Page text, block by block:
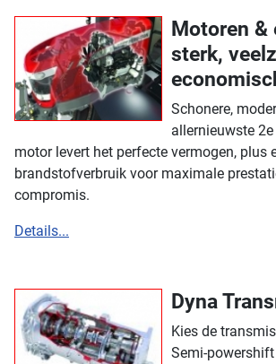
Motoren &
sterk,
Schonere,
allernieuwste 2e
motor levert het perfecte vermogen, plus
brandstofverbruik voor maximale
compromis.
Details...
Dyna
Kies de
Semi-